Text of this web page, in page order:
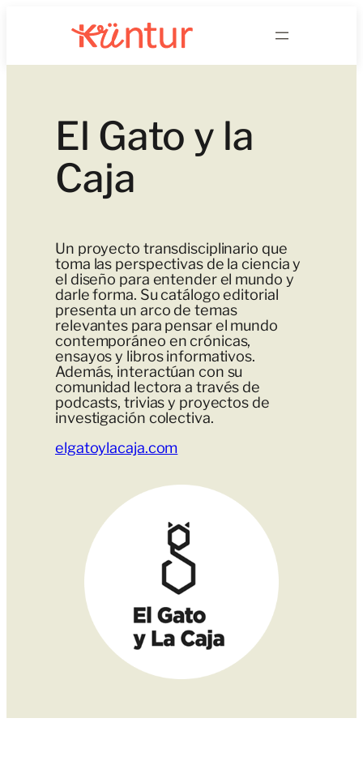
El Gato y la
Caja
Un proyecto transdisciplinario que
toma las perspectivas de la ciencia y
el diseño para entender el mundo y
darle forma. Su catálogo editorial
presenta un arco de temas
relevantes para pensar el mundo
contemporáneo en crónicas,
ensayos y libros informativos.
Además, interactúan con su
comunidad lectora a través de
podcasts, trivias y proyectos de
investigación colectiva.
elgatoylacaja.com